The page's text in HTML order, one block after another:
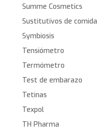
Summe Cosmetics
Sustitutivos de comida
Symbiosis
Tensiómetro
Termómetro
Test de embarazo
Tetinas
Texpol
TH Pharma